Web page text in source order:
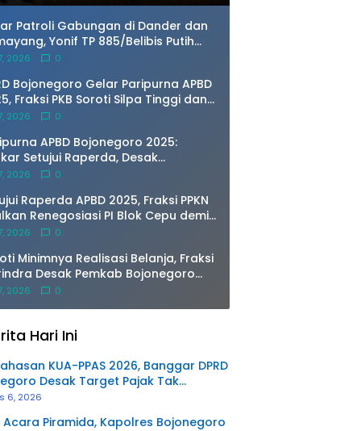
Patroli Gabungan di Dander dan
Yonif TP 885/Belibis Putih
Polsek Jajaran Perkuat Sinergi
2026 0
Bojonegoro Gelar Paripurna APBD
Fraksi PKB Soroti Silpa Tinggi dan
Fiskal
2026 0
APBD Bojonegoro 2025:
Setujui Raperda, Desak
RSUD Hingga Atasi Banjir
2026 0
Raperda APBD 2025, Fraksi PPKN
Renegosiasi PI Blok Cepu demi
PAD
2026 0
Minimnya Realisasi Belanja, Fraksi
Desak Pemkab Bojonegoro
Perencanaan Anggaran saat
2026 0
Hari Ini
KUA-PPAS 2026, Banggar DPRD
Desak Target Pajak Tak
6, 2026
Acara Piramida, Kapolres Bojonegoro